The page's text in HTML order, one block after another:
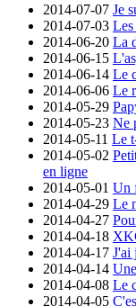
2014-07-07 Je
2014-07-03 Les
2014-06-20 La
2014-06-15
2014-06-14 Le
2014-06-06 Le
2014-05-29
2014-05-23 Ne
2014-05-11 Le
2014-05-02
en ligne
2014-05-01 Un
2014-04-29 Le
2014-04-27
2014-04-18
2014-04-17 J'ai
2014-04-14
2014-04-08 Le
2014-04-05